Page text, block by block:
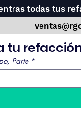
todas tus
tu
Parte *